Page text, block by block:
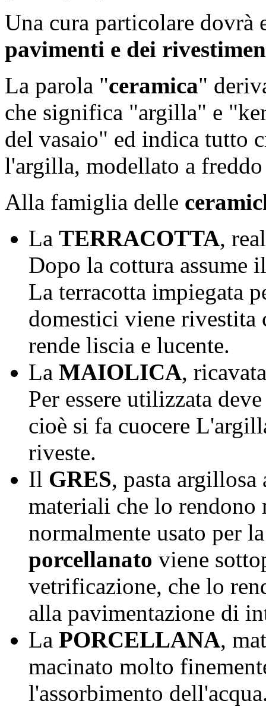
Una cura particolare dovrà
pavimenti e dei
La parola "ceramica"
che significa "argilla" e
del vasaio" ed indica tutto
l'argilla, modellato a
Alla famiglia delle
La TERRACOTTA,
Dopo la cottura assume
La terracotta impiegata
domestici viene rivestita
rende liscia e lucente.
La MAIOLICA,
Per essere utilizzata
cioè si fa cuocere
riveste.
Il GRES, pasta
materiali che lo rendono
normalmente usato per
porcellanato viene
vetrificazione, che lo
alla pavimentazione di
La PORCELLANA,
macinato molto
l'assorbimento